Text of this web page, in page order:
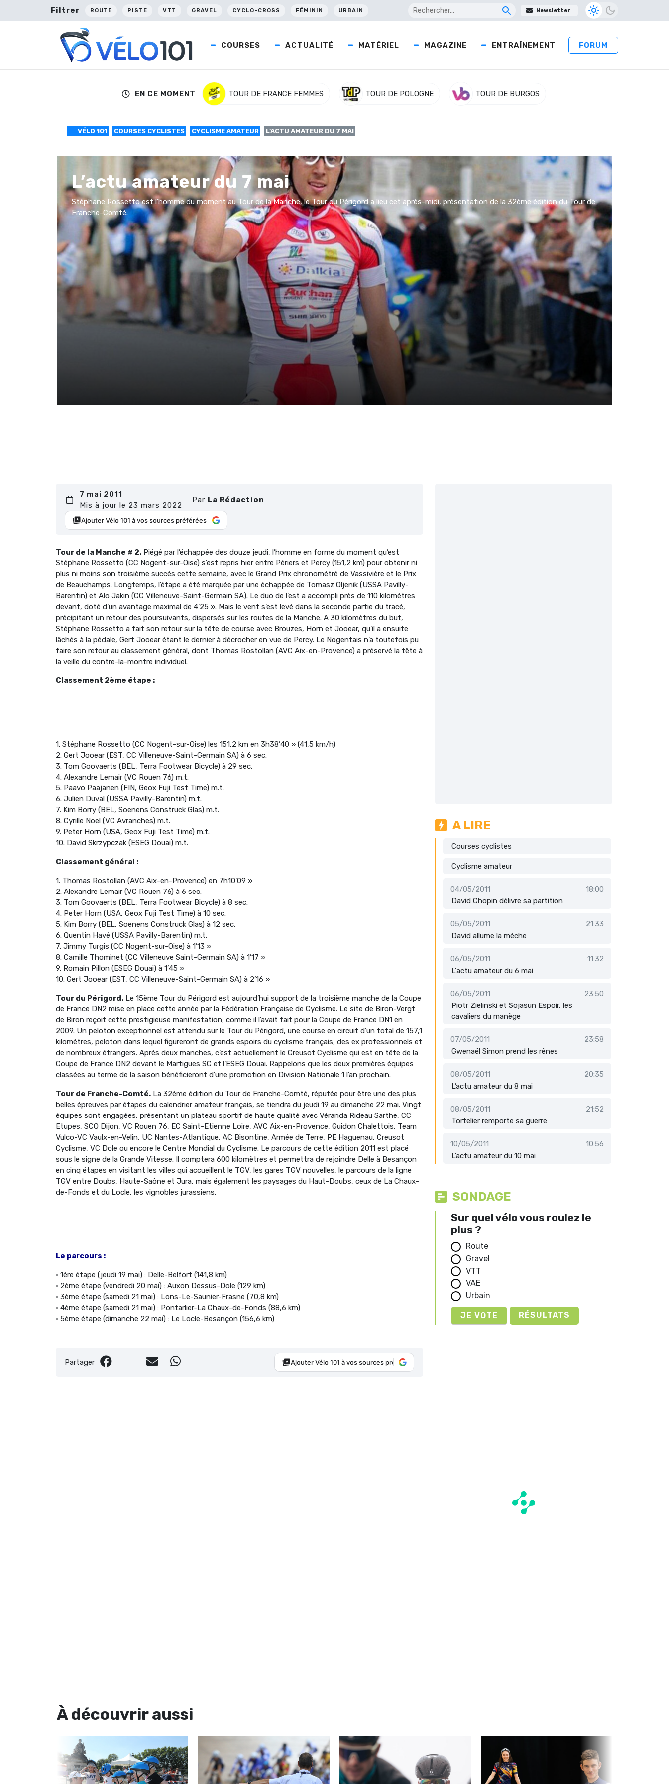
Filtrer ROUTE PISTE VTT GRAVEL CYCLO-CROSS FÉMININ URBAIN Newsletter
COURSES ACTUALITÉ MATÉRIEL MAGAZINE ENTRAÎNEMENT FORUM
EN CE MOMENT TOUR DE FRANCE FEMMES TOUR DE POLOGNE TOUR DE BURGOS
VÉLO 101 COURSES CYCLISTES CYCLISME AMATEUR L’ACTU AMATEUR DU 7 MAI
L’actu amateur du 7 mai
Stéphane Rossetto est l’homme du moment au Tour de la Manche, le Tour du Périgord a lieu cet après-midi, présentation de la 32ème édition du Tour de
Franche-Comté.
7 mai 2011
Mis à jour le 23 mars 2022
Par La Rédaction
Ajouter Vélo 101 à vos sources préférées
Tour de la Manche # 2. Piégé par l’échappée des douze jeudi, l’homme en forme du moment qu’est
Stéphane Rossetto (CC Nogent-sur-Oise) s’est repris hier entre Périers et Percy (151,2 km) pour obtenir ni
plus ni moins son troisième succès cette semaine, avec le Grand Prix chronométré de Vassivière et le Prix
de Beauchamps. Longtemps, l’étape a été marquée par une échappée de Tomasz Oljenik (USSA Pavilly-
Barentin) et Alo Jakin (CC Villeneuve-Saint-Germain SA). Le duo de l’est a accompli près de 110 kilomètres
devant, doté d’un avantage maximal de 4’25 ». Mais le vent s’est levé dans la seconde partie du tracé,
précipitant un retour des poursuivants, dispersés sur les routes de la Manche. A 30 kilomètres du but,
Stéphane Rossetto a fait son retour sur la tête de course avec Brouzes, Horn et Jooear, qu’il a ensuite
lâchés à la pédale, Gert Jooear étant le dernier à décrocher en vue de Percy. Le Nogentais n’a toutefois pu
faire son retour au classement général, dont Thomas Rostollan (AVC Aix-en-Provence) a préservé la tête à
la veille du contre-la-montre individuel.
Classement 2ème étape :
1. Stéphane Rossetto (CC Nogent-sur-Oise) les 151,2 km en 3h38’40 » (41,5 km/h)
2. Gert Jooear (EST, CC Villeneuve-Saint-Germain SA) à 6 sec.
3. Tom Goovaerts (BEL, Terra Footwear Bicycle) à 29 sec.
4. Alexandre Lemair (VC Rouen 76) m.t.
5. Paavo Paajanen (FIN, Geox Fuji Test Time) m.t.
6. Julien Duval (USSA Pavilly-Barentin) m.t.
7. Kim Borry (BEL, Soenens Construck Glas) m.t.
8. Cyrille Noel (VC Avranches) m.t.
9. Peter Horn (USA, Geox Fuji Test Time) m.t.
10. David Skrzypczak (ESEG Douai) m.t.
Classement général :
1. Thomas Rostollan (AVC Aix-en-Provence) en 7h10’09 »
2. Alexandre Lemair (VC Rouen 76) à 6 sec.
3. Tom Goovaerts (BEL, Terra Footwear Bicycle) à 8 sec.
4. Peter Horn (USA, Geox Fuji Test Time) à 10 sec.
5. Kim Borry (BEL, Soenens Construck Glas) à 12 sec.
6. Quentin Havé (USSA Pavilly-Barentin) m.t.
7. Jimmy Turgis (CC Nogent-sur-Oise) à 1’13 »
8. Camille Thominet (CC Villeneuve Saint-Germain SA) à 1’17 »
9. Romain Pillon (ESEG Douai) à 1’45 »
10. Gert Jooear (EST, CC Villeneuve-Saint-Germain SA) à 2’16 »
Tour du Périgord. Le 15ème Tour du Périgord est aujourd’hui support de la troisième manche de la Coupe
de France DN2 mise en place cette année par la Fédération Française de Cyclisme. Le site de Biron-Vergt
de Biron reçoit cette prestigieuse manifestation, comme il l’avait fait pour la Coupe de France DN1 en
2009. Un peloton exceptionnel est attendu sur le Tour du Périgord, une course en circuit d’un total de 157,1
kilomètres, peloton dans lequel figureront de grands espoirs du cyclisme français, des ex professionnels et
de nombreux étrangers. Après deux manches, c’est actuellement le Creusot Cyclisme qui est en tête de la
Coupe de France DN2 devant le Martigues SC et l’ESEG Douai. Rappelons que les deux premières équipes
classées au terme de la saison bénéficieront d’une promotion en Division Nationale 1 l’an prochain.
Tour de Franche-Comté. La 32ème édition du Tour de Franche-Comté, réputée pour être une des plus
belles épreuves par étapes du calendrier amateur français, se tiendra du jeudi 19 au dimanche 22 mai. Vingt
équipes sont engagées, présentant un plateau sportif de haute qualité avec Véranda Rideau Sarthe, CC
Etupes, SCO Dijon, VC Rouen 76, EC Saint-Etienne Loire, AVC Aix-en-Provence, Guidon Chalettois, Team
Vulco-VC Vaulx-en-Velin, UC Nantes-Atlantique, AC Bisontine, Armée de Terre, PE Haguenau, Creusot
Cyclisme, VC Dole ou encore le Centre Mondial du Cyclisme. Le parcours de cette édition 2011 est placé
sous le signe de la Grande Vitesse. Il comptera 600 kilomètres et permettra de rejoindre Delle à Besançon
en cinq étapes en visitant les villes qui accueillent le TGV, les gares TGV nouvelles, le parcours de la ligne
TGV entre Doubs, Haute-Saône et Jura, mais également les paysages du Haut-Doubs, ceux de La Chaux-
de-Fonds et du Locle, les vignobles jurassiens.
Le parcours :
• 1ère étape (jeudi 19 mai) : Delle-Belfort (141,8 km)
• 2ème étape (vendredi 20 mai) : Auxon Dessus-Dole (129 km)
• 3ème étape (samedi 21 mai) : Lons-Le-Saunier-Frasne (70,8 km)
• 4ème étape (samedi 21 mai) : Pontarlier-La Chaux-de-Fonds (88,6 km)
• 5ème étape (dimanche 22 mai) : Le Locle-Besançon (156,6 km)
Partager Ajouter Vélo 101 à vos sources préférées
A LIRE
Courses cyclistes
Cyclisme amateur
04/05/2011
18:00
David Chopin délivre sa partition
05/05/2011
21:33
David allume la mèche
06/05/2011
11:32
L'actu amateur du 6 mai
06/05/2011
23:50
Piotr Zielinski et Sojasun Espoir, les
cavaliers du manège
07/05/2011
23:58
Gwenaël Simon prend les rênes
08/05/2011
20:35
L’actu amateur du 8 mai
08/05/2011
21:52
Tortelier remporte sa guerre
10/05/2011
10:56
L’actu amateur du 10 mai
SONDAGE
Sur quel vélo vous roulez le
plus ?
Route
Gravel
VTT
VAE
Urbain
RÉSULTATS
À découvriraussi